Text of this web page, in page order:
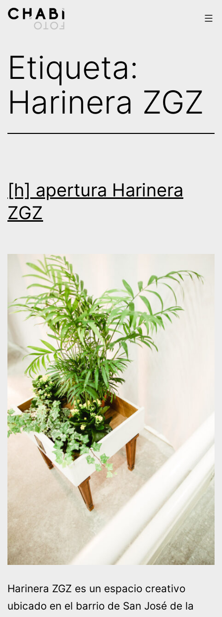
Saltar
Foto
Etiqueta:
Harinera ZGZ
[h] apertura Harinera
ZGZ
Harinera ZGZ es un espacio creativo
ubicado en el barrio de San José de la